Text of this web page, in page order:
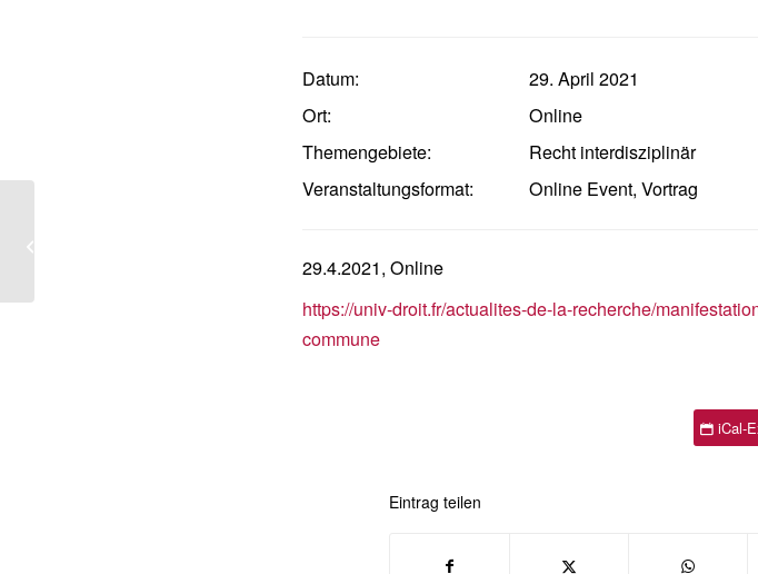
Datum:
29. April 2021
Ort:
Online
Themengebiete:
Recht interdisziplinär
Veranstaltungsformat:
Online Event, Vortrag
29.4.2021, Online
https://univ-droit.fr/actualites-de-la-recherche/
commune
iCal-
Eintrag teilen